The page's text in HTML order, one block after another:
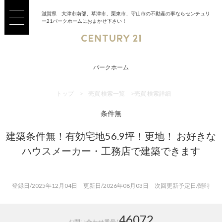
滋賀県 大津市南部、草津市、栗東市、守山市の不動産の事ならセンチュリ
ー21パークホームにおまかせ下さい！
パークホーム
トップ > 売買 検索一覧 > 売買 検索詳細
条件無
建築条件無！有効宅地56.9坪！更地！ お好きな
ハウスメーカー・工務店で建築できます
登録日/2025年12月04日 更新日/2026年08月03日 次回更新予定日/随時